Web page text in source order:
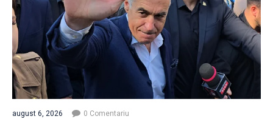
august 6, 2026 0 Comentariu